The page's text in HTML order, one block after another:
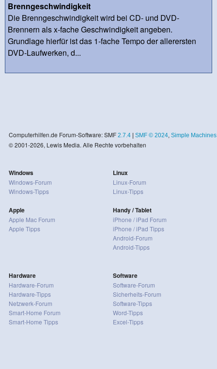
Brenngeschwindigkeit
Die Brenngeschwindigkeit wird bei CD- und DVD-
Brennern als x-fache Geschwindigkeit angeben.
Grundlage hierfür ist das 1-fache Tempo der allerersten
DVD-Laufwerken, d...
Computerhilfen.de Forum-Software: SMF 2.7.4| SMF © 2024, Simple Machines
© 2001-2026, Lewis Media. Alle Rechte vorbehalten
Windows
Windows-Forum
Windows-Tipps
Apple
Apple Mac Forum
Apple Tipps
Linux
Linux-Forum
Linux-Tipps
Handy / Tablet
iPhone / iPad Forum
iPhone / iPad Tipps
Android-Forum
Android-Tipps
Hardware
Hardware-Forum
Hardware-Tipps
Netzwerk-Forum
Smart-Home Forum
Smart-Home Tipps
Software
Software-Forum
Sicherheits-Forum
Software-Tipps
Word-Tipps
Excel-Tipps